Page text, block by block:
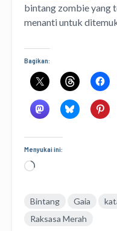
bintang zombie yang
menanti untuk
Bagikan:
Menyukai ini:
Memuat...
Bintang Gaia
Raksasa Merah